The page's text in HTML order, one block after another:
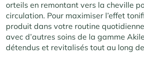
orteils en remontant vers la cheville
circulation. Pour maximiser l’effet
produit dans votre routine
avec d’autres soins de la gamme
détendus et revitalisés tout au long